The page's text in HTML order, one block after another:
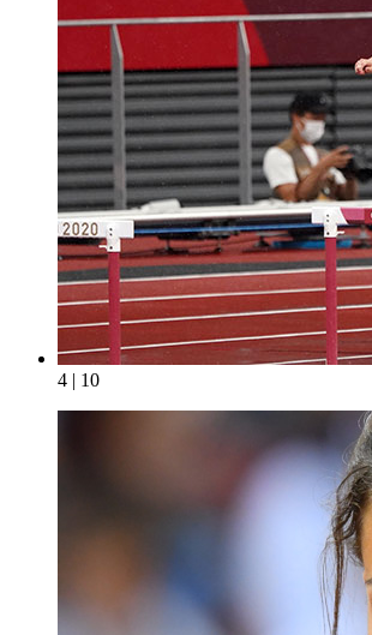
4 | 10